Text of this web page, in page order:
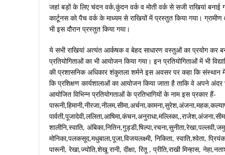
जहां बड़ों के लिए चंदन वर्क,कुंदन वर्क व मोती वर्क से सजी राखियां
कार्टूनस को पैच वर्क के माध्यम से राखियों में प्रस्तुत किया गया। ग्रामीण
भी इस दौरान प्रस्तुत किया गया।
ये सभी राखियां अत्यंत आर्कषक व बेहद साधारण वस्तुओं का प्रयोग कर
प्रतियोगिताओं का भी आयोजन किया गया। इन प्रतियोगिताओं में भी
की प्रशासनिक अधिकार शंकुतला शर्मने इस अवसर पर कहा कि संस्थान में
कि प्रशिक्षण कार्यशालाओं का आयोजन किया जाता है ताकि वे अपने
आयोजित विभिन्न प्रतियोगताओं के प्रतिभागियों के नाम इस प्रकार हैं-
शालीनि,स्वाति,
मोनिका,पलकसूद,मधुबाला,पूजा,विजयलक्ष्मी, निकिता, स्वाति,श्‍वेता,
पारूनी, रेखा,ज्योति,शेखू रानी, दीक्षा, रितू , प्रीति,राखी मिन्हास,